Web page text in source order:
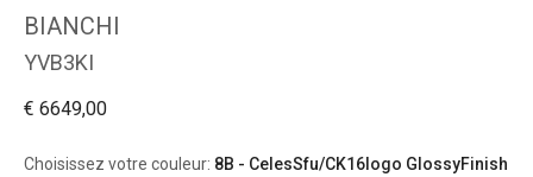
BIANCHI
YVB3KI
€ 6649,00
Choisissez votre couleur: 8B - CelesSfu/CK16logo GlossyFinish